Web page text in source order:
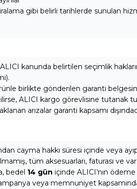
gibi belirli tarihlerde sunulan
ALICI kanunda belirtilen seçimlik
birlikte gönderilen garanti
ALICI kargo görevlisine tutanak
arızalar garanti kapsamı
cayma hakkı süresi içinde veya
tüm aksesuarları, faturası ve
bedel 14 gün içinde ALICI’nın
veya memnuniyet